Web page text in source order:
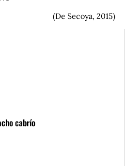
cabrío
(De Secoya, 2015)